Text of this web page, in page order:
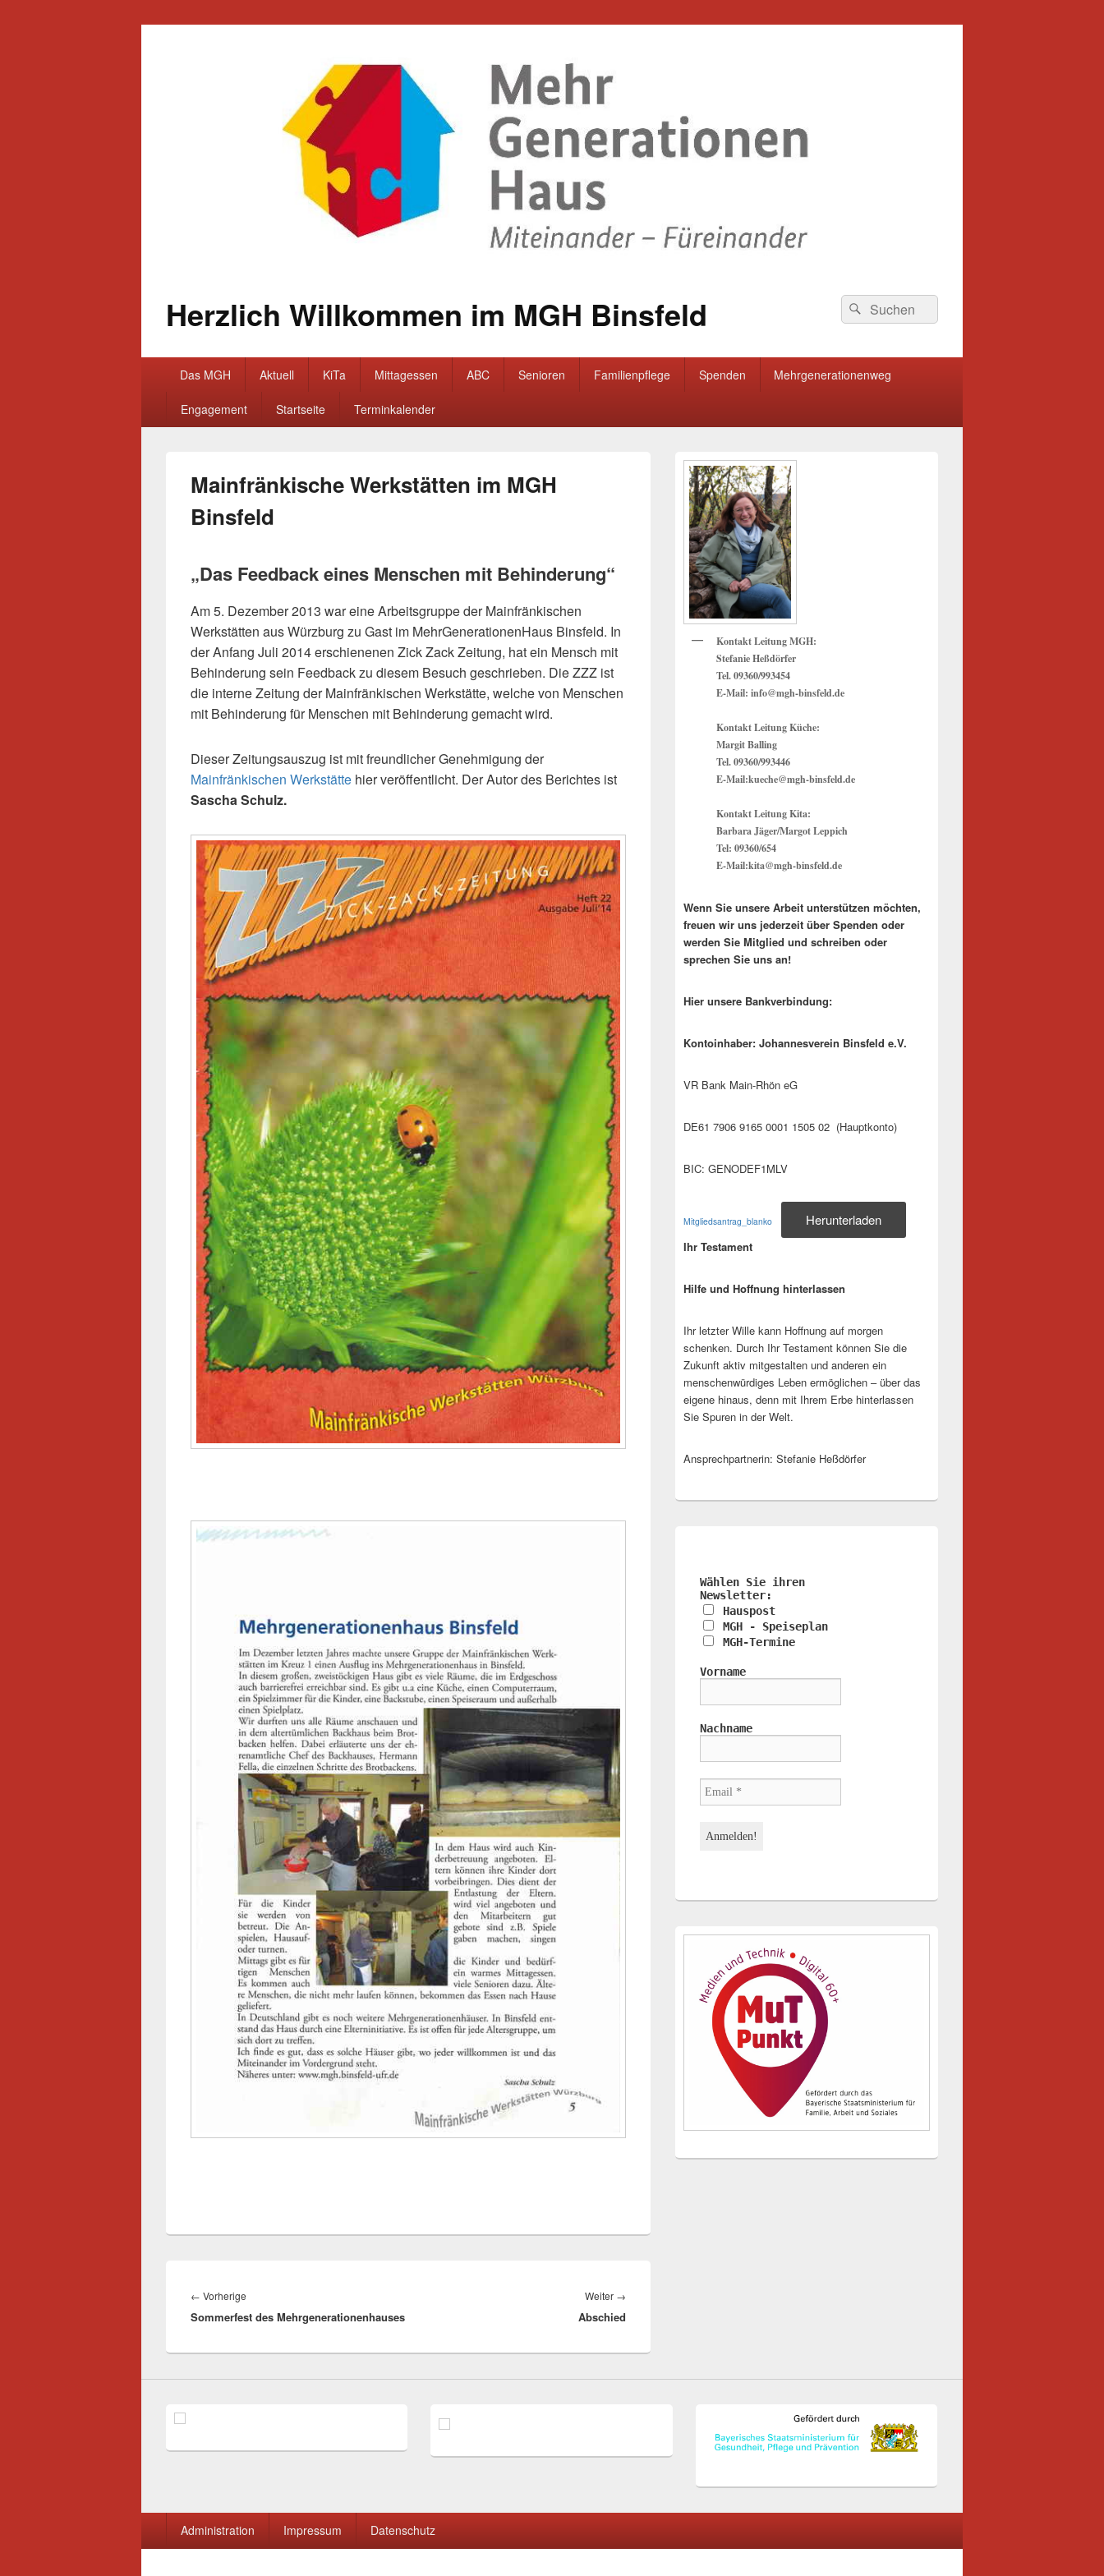
Herzlich Willkommen im MGH Binsfeld
Suche
nach:
Suchen
Das MGH Aktuell KiTa Mittagessen ABC Senioren Familienpflege Spenden Mehrgenerationenweg
Engagement Startseite Terminkalender
Mainfränkische Werkstätten im MGH
Binsfeld
„Das Feedback eines Menschen mit Behinderung“
Am 5. Dezember 2013 war eine Arbeitsgruppe der Mainfränkischen
Werkstätten aus Würzburg zu Gast im MehrGenerationenHaus Binsfeld. In
der Anfang Juli 2014 erschienenen Zick Zack Zeitung, hat ein Mensch mit
Behinderung sein Feedback zu diesem Besuch geschrieben. Die ZZZ ist
die interne Zeitung der Mainfränkischen Werkstätte, welche von Menschen
mit Behinderung für Menschen mit Behinderung gemacht wird.
Dieser Zeitungsauszug ist mit freundlicher Genehmigung der
Mainfränkischen Werkstätte hier veröffentlicht. Der Autor des Berichtes ist
Sascha Schulz.
← Vorherige
Beitrag:
Sommerfest des Mehrgenerationenhauses
Weiter →
Abschied
Primärer
Seitenleisten
Widget-
Bereich
Kontakt Leitung MGH:
Stefanie Heßdörfer
Tel. 09360/993454
E-Mail: info@mgh-binsfeld.de
Kontakt Leitung Küche:
Margit Balling
Tel. 09360/993446
E-Mail:kueche@mgh-binsfeld.de
Kontakt Leitung Kita:
Barbara Jäger/Margot Leppich
Tel: 09360/654
E-Mail:kita@mgh-binsfeld.de
Wenn Sie unsere Arbeit unterstützen möchten,
freuen wir uns jederzeit über Spenden oder
werden Sie Mitglied und schreiben oder
sprechen Sie uns an!
Hier unsere Bankverbindung:
Kontoinhaber: Johannesverein Binsfeld e.V.
VR Bank Main-Rhön eG
DE61 7906 9165 0001 1505 02 (Hauptkonto)
BIC: GENODEF1MLV
Mitgliedsantrag_blanko Herunterladen
Ihr Testament
Hilfe und Hoffnung hinterlassen
Ihr letzter Wille kann Hoffnung auf morgen
schenken. Durch Ihr Testament können Sie die
Zukunft aktiv mitgestalten und anderen ein
menschenwürdiges Leben ermöglichen – über das
eigene hinaus, denn mit Ihrem Erbe hinterlassen
Sie Spuren in der Welt.
Ansprechpartnerin: Stefanie Heßdörfer
Wählen Sie ihren
Newsletter:
Hauspost
MGH - Speiseplan
MGH-Termine
Vorname
Nachname
Administration Impressum Datenschutz